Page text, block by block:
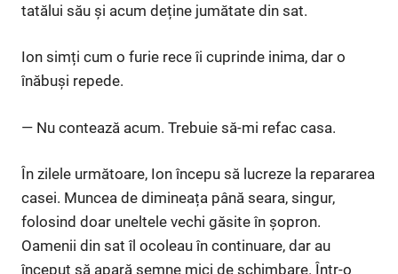
tatălui său și acum deține jumătate din sat.
Ion simți cum o furie rece îi cuprinde inima, dar o
înăbuși repede.
— Nu contează acum. Trebuie să-mi refac casa.
În zilele următoare, Ion începu să lucreze la repararea
casei. Muncea de dimineața până seara, singur,
folosind doar uneltele vechi găsite în șopron.
Oamenii din sat îl ocoleau în continuare, dar au
început să apară semne mici de schimbare. Într-o